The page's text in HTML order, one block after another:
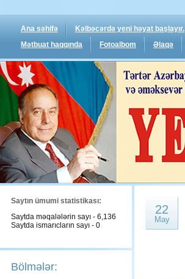
Ana səhifə Kəlbəcərdə yeni həyat başlayır.
Mətbuat haqqında
Fotoalbom Əlaqə
Saytın ümumi statistikası:
Saytda məqalələrin sayı - 6,136
Saytda ismarıcların sayı - 0
Bölmələr:
22
May